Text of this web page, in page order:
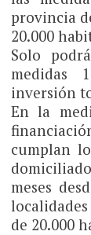
provincia
20.000
Solo
medidas
inversión
En la
cumplan
meses
de 20.000